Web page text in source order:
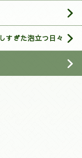
すぎた泡立つ日々